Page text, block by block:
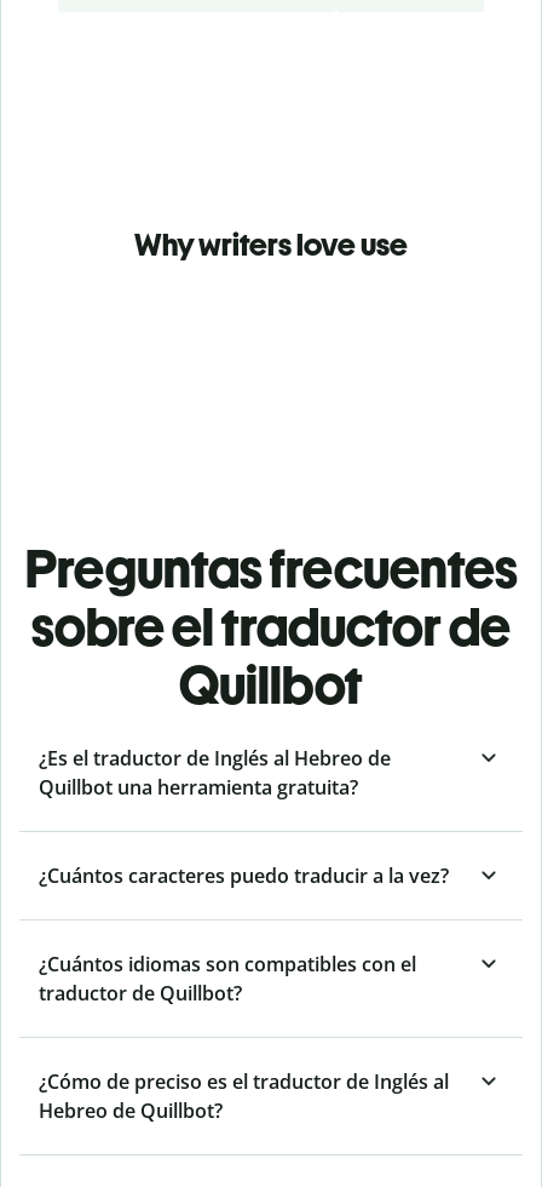
Why writers love use
Preguntas frecuentes
sobre el traductor de
Quillbot
¿Es el traductor de Inglés al Hebreo de
Quillbot una herramienta gratuita?
¿Cuántos caracteres puedo traducir a la vez?
¿Cuántos idiomas son compatibles con el
traductor de Quillbot?
¿Cómo de preciso es el traductor de Inglés al
Hebreo de Quillbot?